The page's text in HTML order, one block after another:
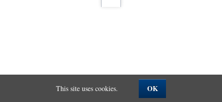
This site uses cookies. OK